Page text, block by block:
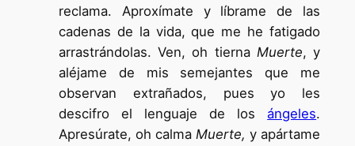
reclama. Aproxímate y líbrame de las
cadenas de la vida, que me he fatigado
arrastrándolas. Ven, oh tierna Muerte, y
aléjame de mis semejantes que me
observan extrañados, pues yo les
descifro el lenguaje de losángeles.
Apresúrate, oh calmaMuerte, y apártame